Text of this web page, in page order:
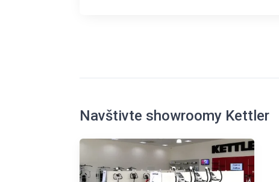
Navštivte showroomy Kettler